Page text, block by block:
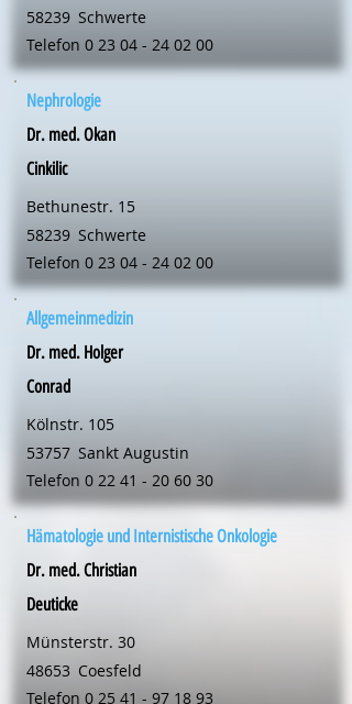
58239 Schwerte
Telefon 0 23 04 - 24 02 00
Nephrologie
Dr. med. Okan
Cinkilic
Bethunestr. 15
58239 Schwerte
Telefon 0 23 04 - 24 02 00
Allgemeinmedizin
Dr. med. Holger
Conrad
Kölnstr. 105
53757 Sankt Augustin
Telefon 0 22 41 - 20 60 30
Hämatologie und Internistische Onkologie
Dr. med. Christian
Deuticke
Münsterstr. 30
48653 Coesfeld
Telefon 0 25 41 - 97 18 93